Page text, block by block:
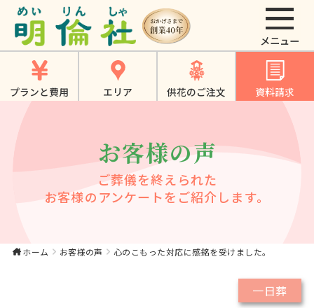
心のこもった対応に
感銘を受けました。
｜【公式】大東市・
しいお葬式、家族葬
プランと費用 エリア 供花のご注文 資料請求
お客様の声
ご葬儀を終えられた
お客様のアンケートをご紹介します。
ホーム お客様の声 心のこもった対応に感銘を受けました。
一日葬